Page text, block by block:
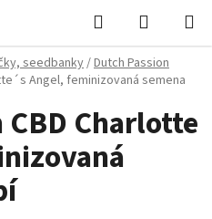
Hledat
KOŠÍK
seedbanky/Dutch Passion
Angel, feminizovaná semena
Charlotte